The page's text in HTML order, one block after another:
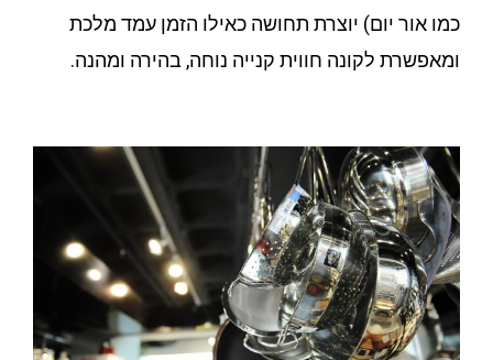
כמו אור יום) יוצרת תחושה כאילו הזמן עמד מלכת
ומאפשרת לקונה חווית קנייה נוחה, בהירה ומהנה.